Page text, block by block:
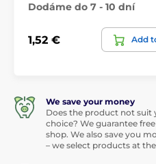
Dodáme do 7 - 10 dní
1,52 € Add
We save your money
Does the product not suit
choice? We guarantee
shop. We also save you
– we select products at